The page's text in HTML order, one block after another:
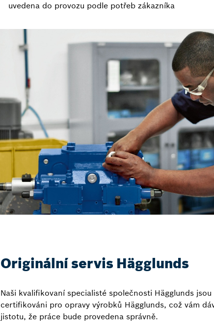
uvedena do provozu podle potřeb zákazníka
Originální servis Hägglunds
Naši kvalifikovaní specialisté společnosti Hägglunds jsou
certifikováni pro opravy výrobků Hägglunds, což vám
jistotu, že práce bude provedena správně.